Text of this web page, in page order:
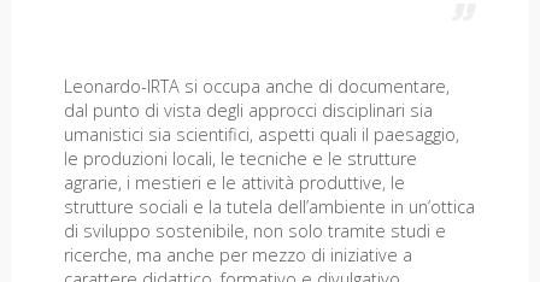
Leonardo-IRTA si occupa anche di documentare,
dal punto di vista degli approcci disciplinari sia
umanistici sia scientifici, aspetti quali il paesaggio,
le produzioni locali, le tecniche e le strutture
agrarie, i mestieri e le attività produttive, le
strutture sociali e la tutela dell’ambiente in un’ottica
di sviluppo sostenibile, non solo tramite studi e
ricerche, ma anche per mezzo di iniziative a